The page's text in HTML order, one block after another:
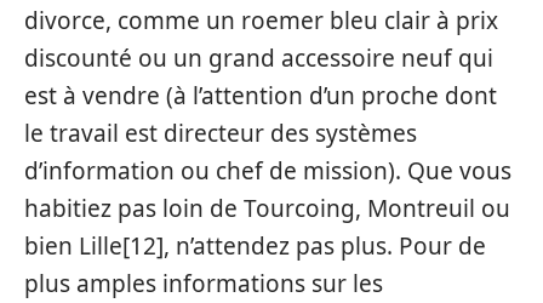
divorce, comme un roemer bleu clair à prix
discounté ou un grand accessoire neuf qui
est à vendre (à l’attention d’un proche dont
le travail est directeur des systèmes
d’information ou chef de mission). Que vous
habitiez pas loin de Tourcoing, Montreuil ou
bien Lille[12], n’attendez pas plus. Pour de
plus amples informations sur les